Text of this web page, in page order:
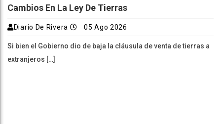
Cambios En La Ley De Tierras
Diario De Rivera 05 Ago 2026
Si bien el Gobierno dio de baja la cláusula de venta de tierras a
extranjeros […]